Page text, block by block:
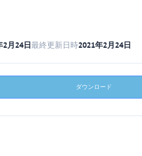
2月24日最終更新日時2021年2月24日
ダウンロード